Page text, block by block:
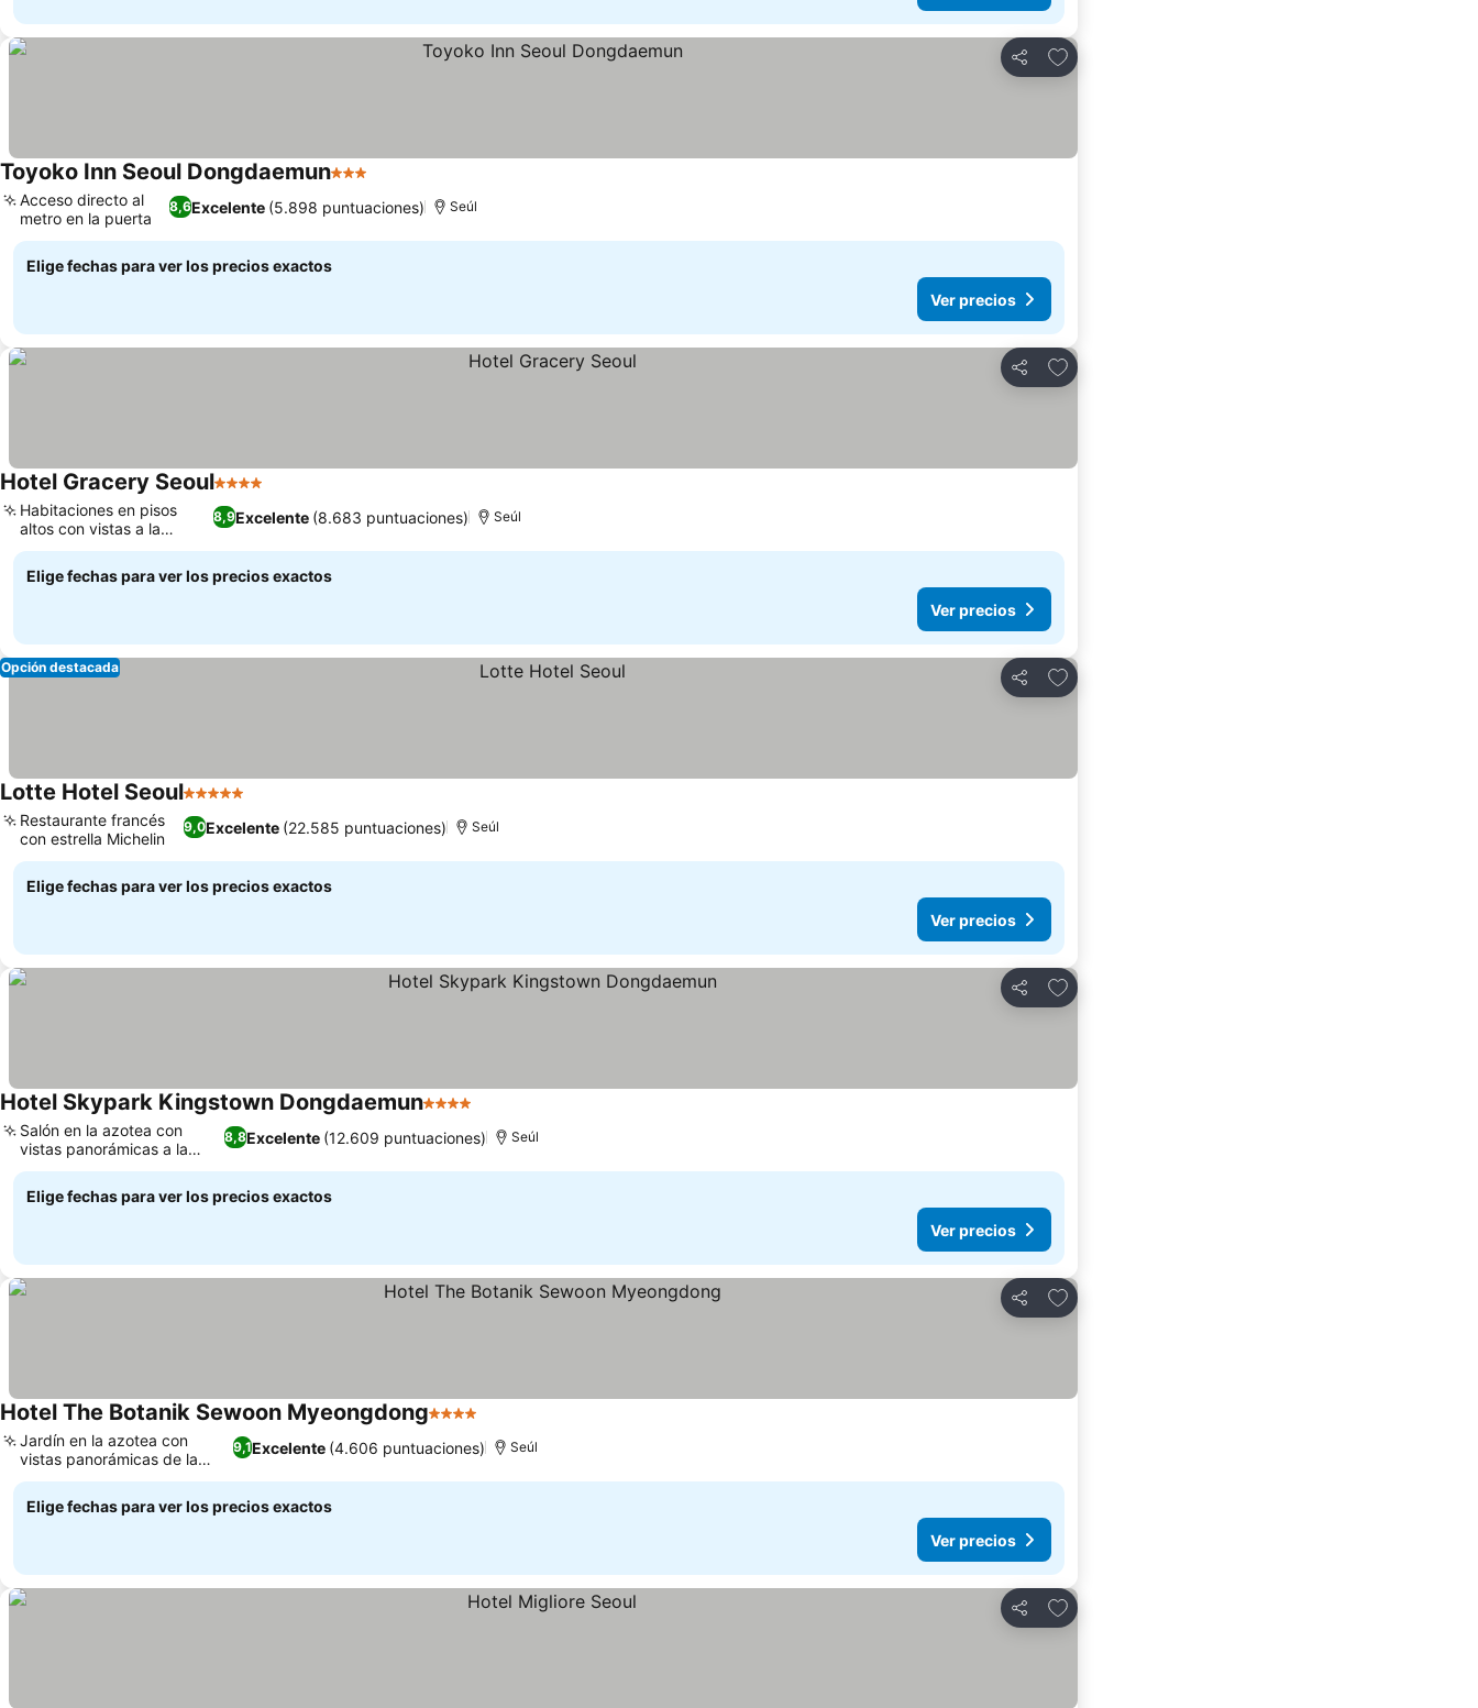
Compartir
Agregar a favoritos
Toyoko Inn Seoul Dongdaemun3 Estrellas
8,6Excelente (5.898 puntuaciones)
Acceso directo al
metro en la puerta
Seúl
Elige fechas para ver los precios exactos
Ver precios
Compartir
Agregar a favoritos
Hotel Gracery Seoul4 Estrellas
8,9Excelente (8.683 puntuaciones)
Habitaciones en pisos
altos con vistas a la
ciudad
Seúl
Elige fechas para ver los precios exactos
Ver precios
Compartir
Agregar a favoritos
Opción destacada
Lotte Hotel Seoul5 Estrellas
9,0Excelente (22.585 puntuaciones)
Restaurante francés
con estrella Michelin
Seúl
Elige fechas para ver los precios exactos
Ver precios
Compartir
Agregar a favoritos
Hotel Skypark Kingstown Dongdaemun4 Estrellas
8,8Excelente (12.609 puntuaciones)
Salón en la azotea con
vistas panorámicas a la
ciudad
Seúl
Elige fechas para ver los precios exactos
Ver precios
Compartir
Agregar a favoritos
Hotel The Botanik Sewoon Myeongdong4 Estrellas
9,1Excelente (4.606 puntuaciones)
Jardín en la azotea con
vistas panorámicas de la
ciudad
Seúl
Elige fechas para ver los precios exactos
Ver precios
Compartir
Agregar a favoritos